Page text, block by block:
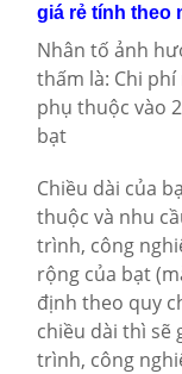
giá rẻ tính theo
Nhân tố ảnh
thấm là: Chi
phụ thuộc vào
bạt
Chiều dài của
thuộc và nhu
trình, công
rộng của bạt
định theo quy
chiều dài thì sẽ
trình, công